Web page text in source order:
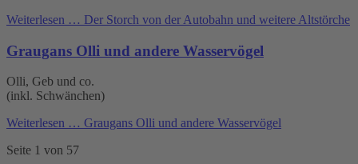
Weiterlesen … Der Storch von der Autobahn und weitere Altstörche
Graugans Olli und andere Wasservögel
Olli, Geb und co.
(inkl. Schwänchen)
Weiterlesen … Graugans Olli und andere Wasservögel
Seite 1 von 57